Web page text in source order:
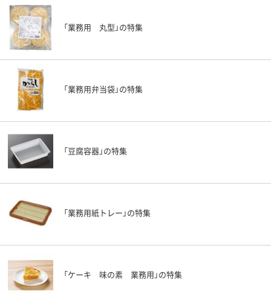
「業務用 丸型」の特集
「業務用弁当袋」の特集
「豆腐容器」の特集
「業務用紙トレー」の特集
「ケーキ 味の素 業務用」の特集